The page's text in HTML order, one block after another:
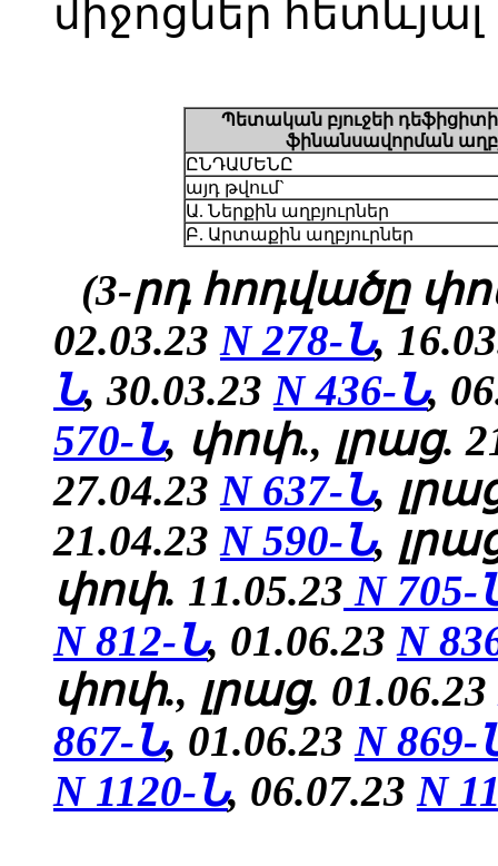
միջոցներ հետևյալ
Պետական բյուջեի
ֆինանսավորման
ԸՆԴԱՄԵՆԸ
այդ թվում`
Ա. Ներքին աղբյուրներ
Բ. Արտաքին աղբյուրներ
(3-րդ հոդվածը
02.03.23 N 278-Ն,
Ն, 30.03.23 N 436-Ն,
570-Ն, փոփ., լրաց.
27.04.23 N 637-Ն,
21.04.23 N 590-Ն,
փոփ. 11.05.23 N 705-
N 812-Ն, 01.06.23 N
փոփ., լրաց. 01.06.23
867-Ն, 01.06.23 N 869-
N 1120-Ն, 06.07.23 N